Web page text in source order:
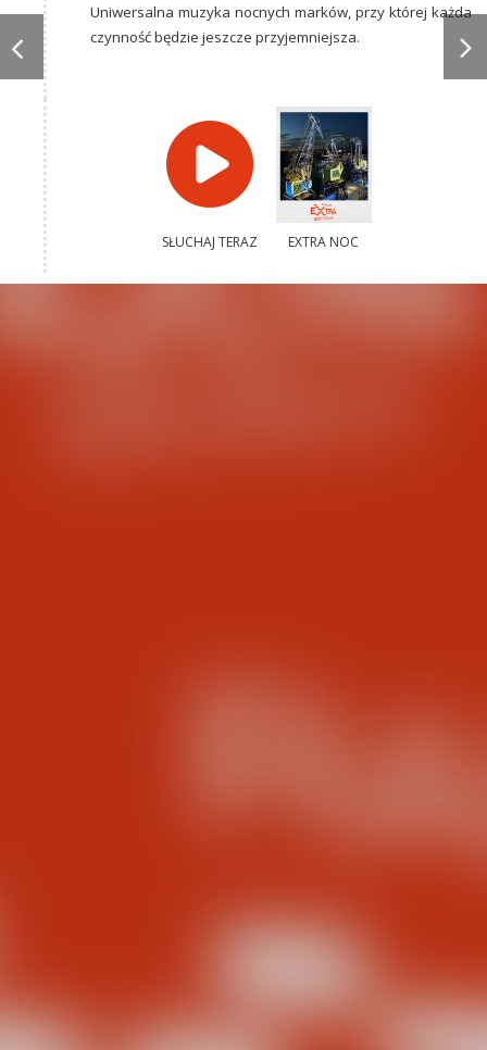
Uniwersalna muzyka nocnych marków, przy której każda
czynność będzie jeszcze przyjemniejsza.
SŁUCHAJ TERAZ EXTRA NOC